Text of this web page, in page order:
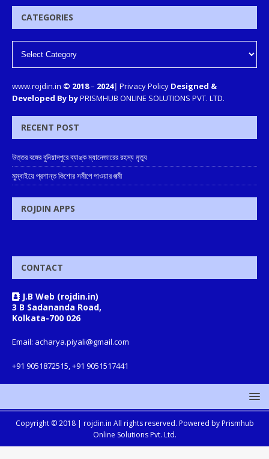
CATEGORIES
www.rojdin.in © 2018– 2024| Privacy Policy Designed &
Developed By byPRISMHUB ONLINE SOLUTIONS PVT. LTD.
RECENT POST
উত্তর বঙ্গের বুনিয়াদপুরে ব্যাঙ্ক ম্যানেজারের রহস্য মৃত্যু
মুম্বাইয়ে প্রশান্ত কিশোর সমীপে পাওয়ার পত্মী
ROJDIN APPS
CONTACT
J.B Web (rojdin.in)
3 B Sadananda Road,
Kolkata-700 026
Email: acharya.piyali@gmail.com
+91 9051872515, +91 9051517441
Copyright © 2018 | rojdin.in All rights reserved. Powered by Prismhub
Online Solutions Pvt. Ltd.